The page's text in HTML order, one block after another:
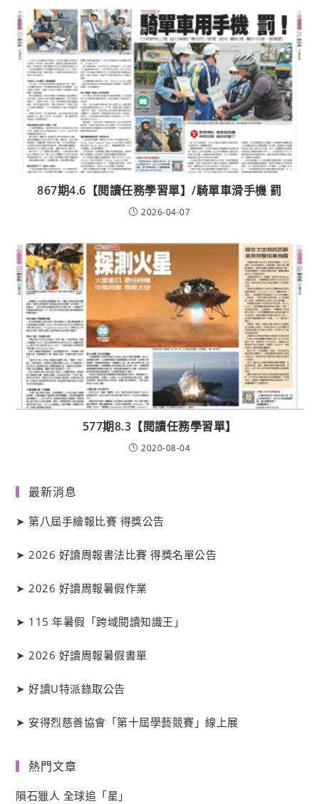
867期4.6【閱讀任務學習單】/騎單車滑手機 罰
2026-04-07
577期8.3【閱讀任務學習單】
2020-08-04
最新消息
➤第八屆手繪報比賽 得獎公告
➤2026 好讀周報書法比賽 得獎名單公告
➤2026 好讀周報暑假作業
➤ 115 年暑假「跨域閱讀知識王」
➤2026 好讀周報暑假書單
➤好讀U特派錄取公告
➤ 安得烈慈善協會「第十屆學藝競賽」線上展
熱門文章
隕石獵人 全球追「星」